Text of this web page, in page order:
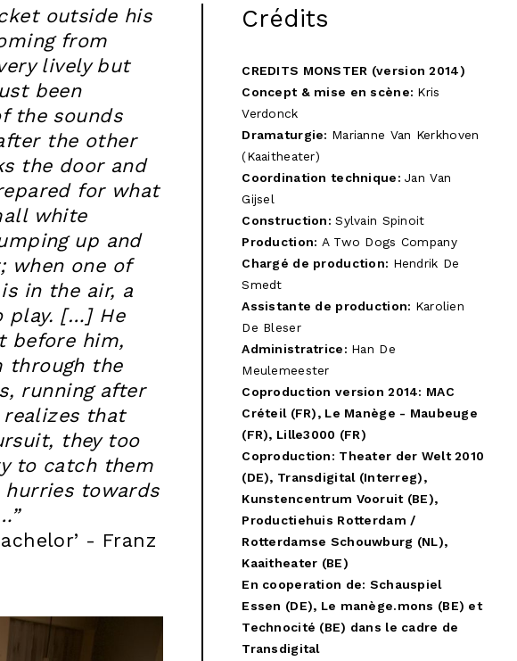
outside his
from
lively but
been
the sounds
the other
the door and
for what
white
up and
when one of
in the air, a
play. […] He
before him,
through the
running after
that
they too
to catch them
hurries towards
- Franz
Crédits
CREDITS MONSTER (version 2014)
Concept & mise en scène: Kris
Verdonck
Dramaturgie: Marianne Van Kerkhoven
(Kaaitheater)
Coordination technique:Jan Van
Gijsel
Construction:Sylvain Spinoit
Production: A Two Dogs Company
Chargé de production: Hendrik De
Smedt
Assistante de production: Karolien
De Bleser
Administratrice: Han De
Meulemeester
Coproduction version 2014: MAC
Créteil (FR), Le Manège - Maubeuge
(FR), Lille3000 (FR)
Coproduction: Theater der Welt 2010
(DE), Transdigital (Interreg),
Kunstencentrum Vooruit (BE),
Productiehuis Rotterdam /
Rotterdamse Schouwburg (NL),
Kaaitheater (BE)
En cooperation de: Schauspiel
Essen (DE), Le manège.mons (BE) et
Technocité (BE) dans le cadre de
Transdigital